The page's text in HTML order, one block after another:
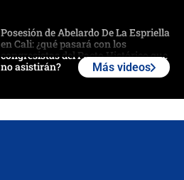
Posesión de Abelardo De La Espriella
en Cali: ¿qué pasará con los
congresistas del Pacto Histórico que
no asistirán?
Más videos